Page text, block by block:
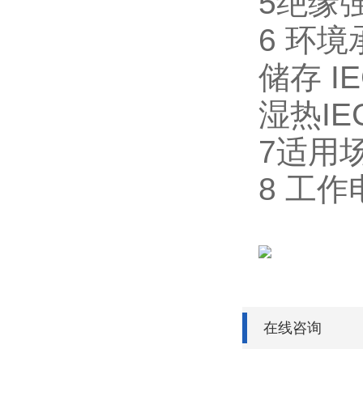
6 环境
储存
湿热
7适用
8 工作
在线咨询